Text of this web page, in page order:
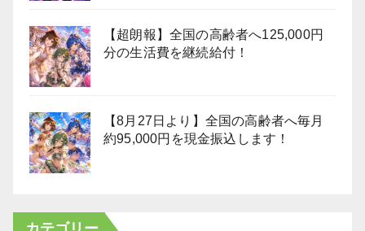
【超朗報】全国の高齢者へ125,000円
分の生活費を継続給付！
【8月27日より】全国の高齢者へ毎月
約95,000円を現金振込します！